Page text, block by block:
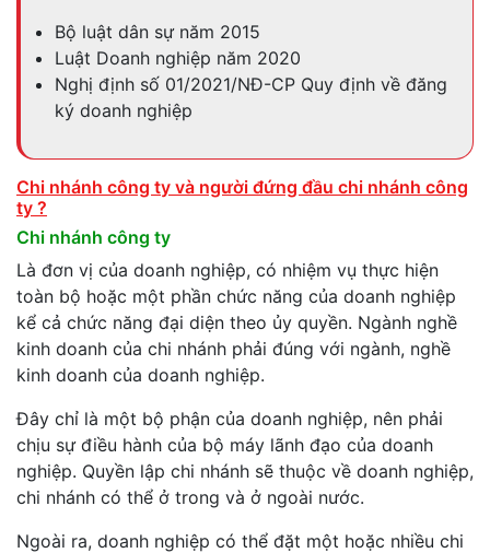
Bộ luật dân sự năm 2015
Luật Doanh nghiệp năm 2020
Nghị định số 01/2021/NĐ-CP Quy định về đăng
ký doanh nghiệp
Chi nhánh công ty và người đứng đầu chi nhánh công
ty ?
Chi nhánh công ty
Là đơn vị của doanh nghiệp, có nhiệm vụ thực hiện
toàn bộ hoặc một phần chức năng của doanh nghiệp
kể cả chức năng đại diện theo ủy quyền. Ngành nghề
kinh doanh của chi nhánh phải đúng với ngành, nghề
kinh doanh của doanh nghiệp.
Đây chỉ là một bộ phận của doanh nghiệp, nên phải
chịu sự điều hành của bộ máy lãnh đạo của doanh
nghiệp. Quyền lập chi nhánh sẽ thuộc về doanh nghiệp,
chi nhánh có thể ở trong và ở ngoài nước.
Ngoài ra, doanh nghiệp có thể đặt một hoặc nhiều chi